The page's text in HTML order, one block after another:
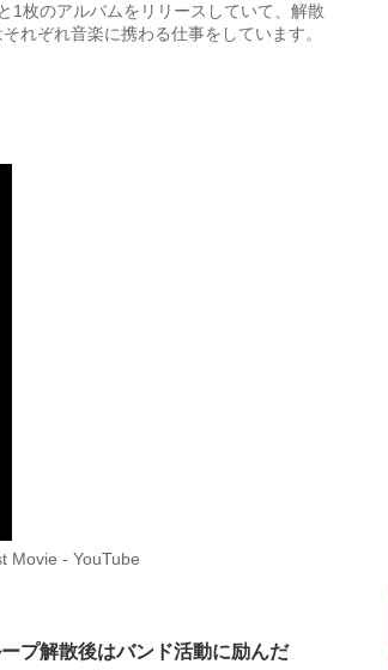
1枚のアルバムをリリースしていて、解散
れぞれ音楽に携わる仕事をしています。
Movie - YouTube
プ解散後はバンド活動に励んだ